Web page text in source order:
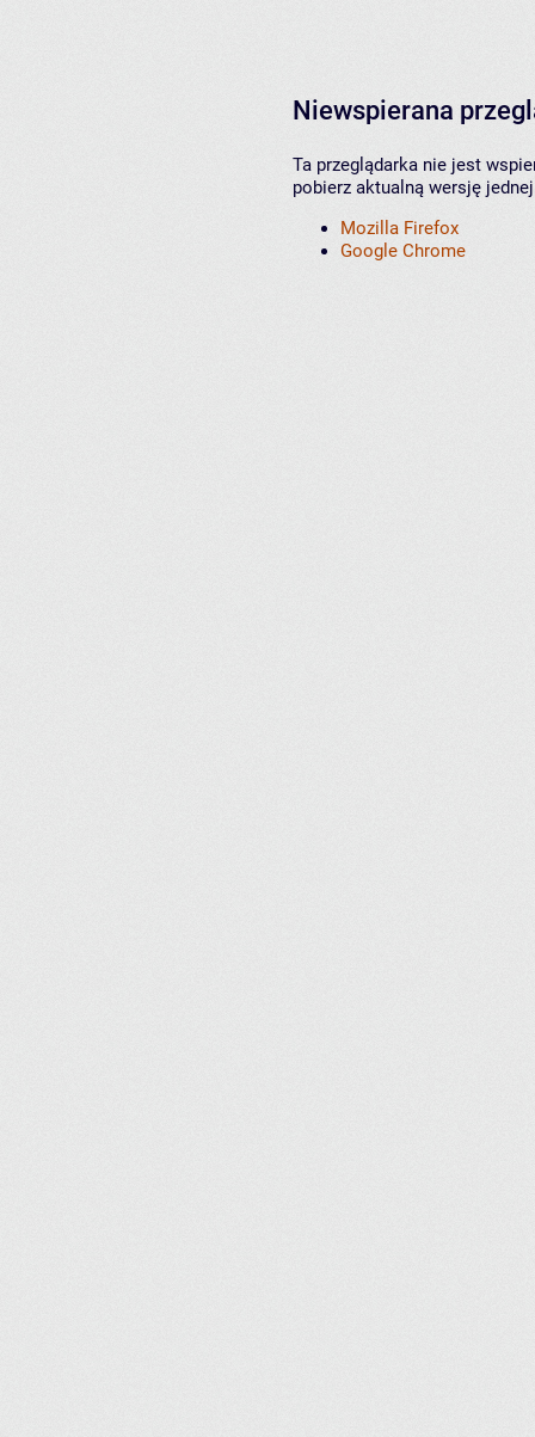
Niewspierana
Ta przeglądarka nie jest
pobierz aktualną wersję
Mozilla Firefox
Google Chrome